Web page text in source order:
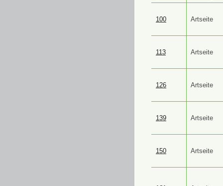
100 Artseite
113 Artseite
126 Artseite
139 Artseite
150 Artseite